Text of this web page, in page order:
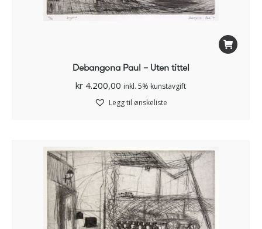
Debangona Paul – Uten tittel
kr 4.200,00 inkl. 5% kunstavgift
Legg til ønskeliste